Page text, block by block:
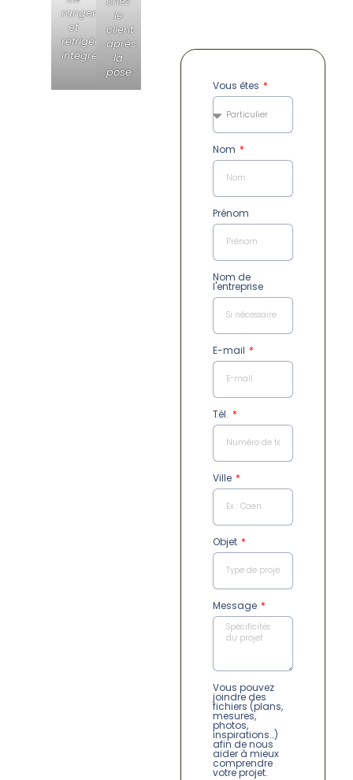
rangements
et
réfrigérateur
intégrée
le
client
après
la
pose
Vous êtes
Nom
Prénom
Nom de
l'entreprise
E-mail
Tél.
Ville
Objet
Message
Vous pouvez
joindre des
fichiers (plans,
mesures,
photos,
inspirations…)
afin de nous
aider à mieux
comprendre
votre projet.